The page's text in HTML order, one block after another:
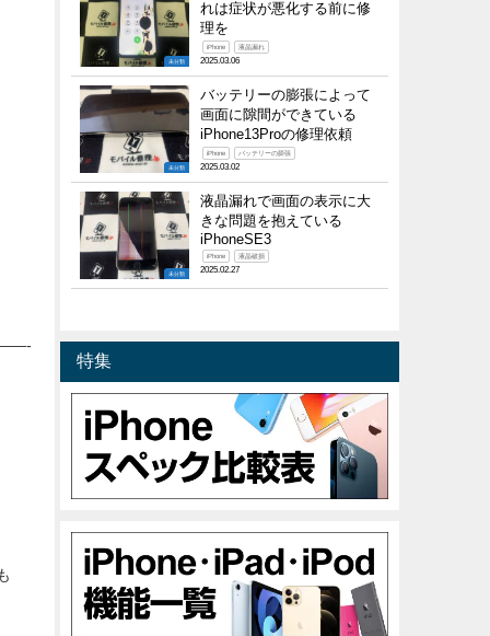
未分類
れは症状が悪化する前に修
理を
iPhone 液晶漏れ
2025.03.06
未分類
バッテリーの膨張によって
画面に隙間ができている
iPhone13Proの修理依頼
iPhone バッテリーの膨張
2025.03.02
未分類
液晶漏れで画面の表示に大
きな問題を抱えている
iPhoneSE3
iPhone 液晶破損
2025.02.27
特集